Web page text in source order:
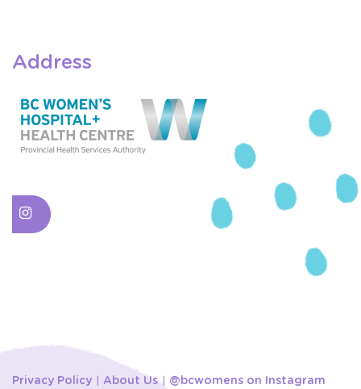
Address
Privacy Policy About Us @bcwomens on Instagram